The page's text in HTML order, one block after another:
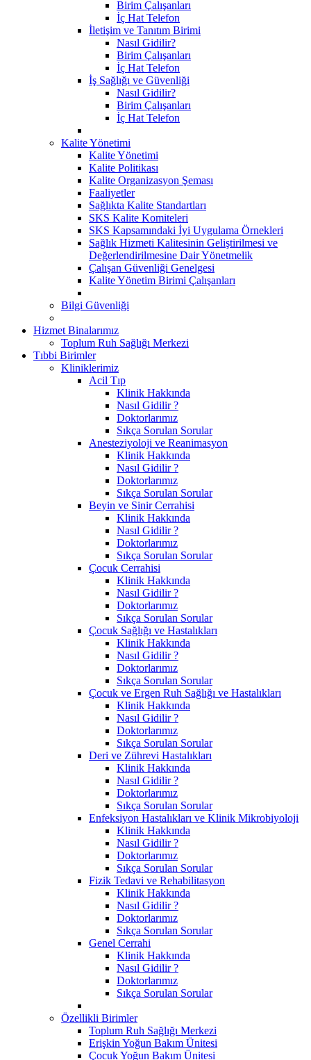
Birim Çalışanları
İç Hat Telefon
İletişim ve Tanıtım Birimi
Nasıl Gidilir?
Birim Çalışanları
İç Hat Telefon
İş Sağlığı ve Güvenliği
Nasıl Gidilir?
Birim Çalışanları
İç Hat Telefon
Kalite Yönetimi
Kalite Yönetimi
Kalite Politikası
Kalite Organizasyon Şeması
Faaliyetler
Sağlıkta Kalite Standartları
SKS Kalite Komiteleri
SKS Kapsamındaki İyi Uygulama Örnekleri
Sağlık Hizmeti Kalitesinin Geliştirilmesi ve
Değerlendirilmesine Dair Yönetmelik
Çalışan Güvenliği Genelgesi
Kalite Yönetim Birimi Çalışanları
Bilgi Güvenliği
Hizmet Binalarımız
Toplum Ruh Sağlığı Merkezi
Tıbbi Birimler
Kliniklerimiz
Acil Tıp
Klinik Hakkında
Nasıl Gidilir ?
Doktorlarımız
Sıkça Sorulan Sorular
Anesteziyoloji ve Reanimasyon
Klinik Hakkında
Nasıl Gidilir ?
Doktorlarımız
Sıkça Sorulan Sorular
Beyin ve Sinir Cerrahisi
Klinik Hakkında
Nasıl Gidilir ?
Doktorlarımız
Sıkça Sorulan Sorular
Çocuk Cerrahisi
Klinik Hakkında
Nasıl Gidilir ?
Doktorlarımız
Sıkça Sorulan Sorular
Çocuk Sağlığı ve Hastalıkları
Klinik Hakkında
Nasıl Gidilir ?
Doktorlarımız
Sıkça Sorulan Sorular
Çocuk ve Ergen Ruh Sağlığı ve Hastalıkları
Klinik Hakkında
Nasıl Gidilir ?
Doktorlarımız
Sıkça Sorulan Sorular
Deri ve Zührevi Hastalıkları
Klinik Hakkında
Nasıl Gidilir ?
Doktorlarımız
Sıkça Sorulan Sorular
Enfeksiyon Hastalıkları ve Klinik Mikrobiyoloji
Klinik Hakkında
Nasıl Gidilir ?
Doktorlarımız
Sıkça Sorulan Sorular
Fizik Tedavi ve Rehabilitasyon
Klinik Hakkında
Nasıl Gidilir ?
Doktorlarımız
Sıkça Sorulan Sorular
Genel Cerrahi
Klinik Hakkında
Nasıl Gidilir ?
Doktorlarımız
Sıkça Sorulan Sorular
Özellikli Birimler
Toplum Ruh Sağlığı Merkezi
Erişkin Yoğun Bakım Ünitesi
Çocuk Yoğun Bakım Ünitesi